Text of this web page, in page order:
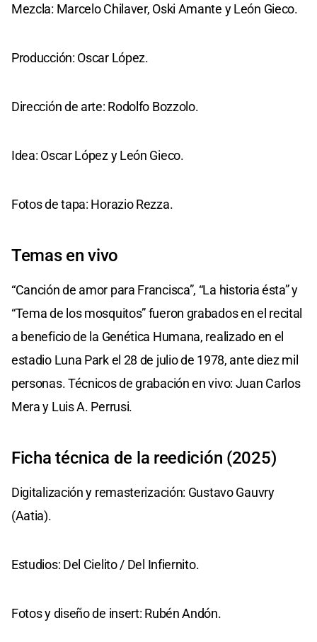
Mezcla: Marcelo Chilaver, Oski Amante y León Gieco.
Producción: Oscar López.
Dirección de arte: Rodolfo Bozzolo.
Idea: Oscar López y León Gieco.
Fotos de tapa: Horazio Rezza.
Temas en vivo
“Canción de amor para Francisca”, “La historia ésta” y
“Tema de los mosquitos” fueron grabados en el recital
a beneficio de la Genética Humana, realizado en el
estadio Luna Park el 28 de julio de 1978, ante diez mil
personas. Técnicos de grabación en vivo: Juan Carlos
Mera y Luis A. Perrusi.
Ficha técnica de la reedición (2025)
Digitalización y remasterización: Gustavo Gauvry
(Aatia).
Estudios: Del Cielito / Del Infiernito.
Fotos y diseño de insert: Rubén Andón.